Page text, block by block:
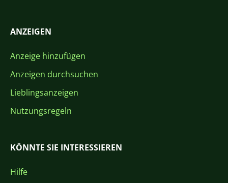
ANZEIGEN
Anzeige hinzufügen
Anzeigen durchsuchen
Lieblingsanzeigen
Nutzungsregeln
KÖNNTE SIE INTERESSIEREN
Hilfe